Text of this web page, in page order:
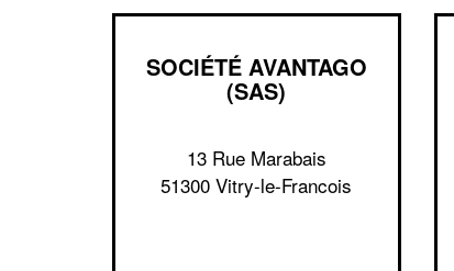
SOCIÉTÉ AVANTAGO
(SAS)
13 Rue Marabais
51300 Vitry-le-Francois